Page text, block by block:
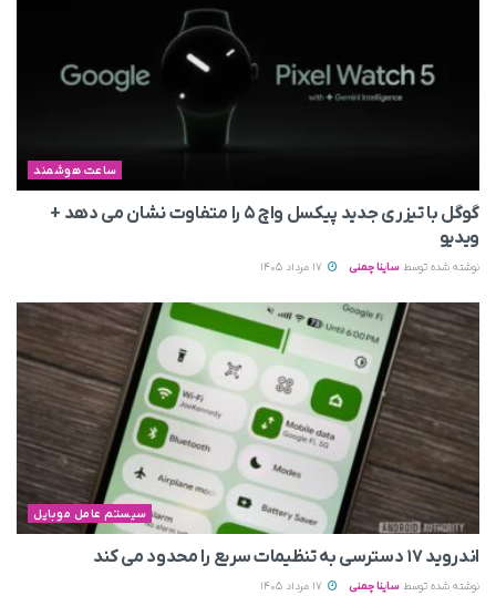
ساعت هوشمند
گوگل با تیزری جدید پیکسل واچ ۵ را متفاوت نشان می‌ دهد +
ویدیو
نوشته شده توسط ساینا چمنی
سیستم عامل موبایل
اندروید ۱۷ دسترسی به تنظیمات سریع را محدود می‌ کند
نوشته شده توسط ساینا چمنی